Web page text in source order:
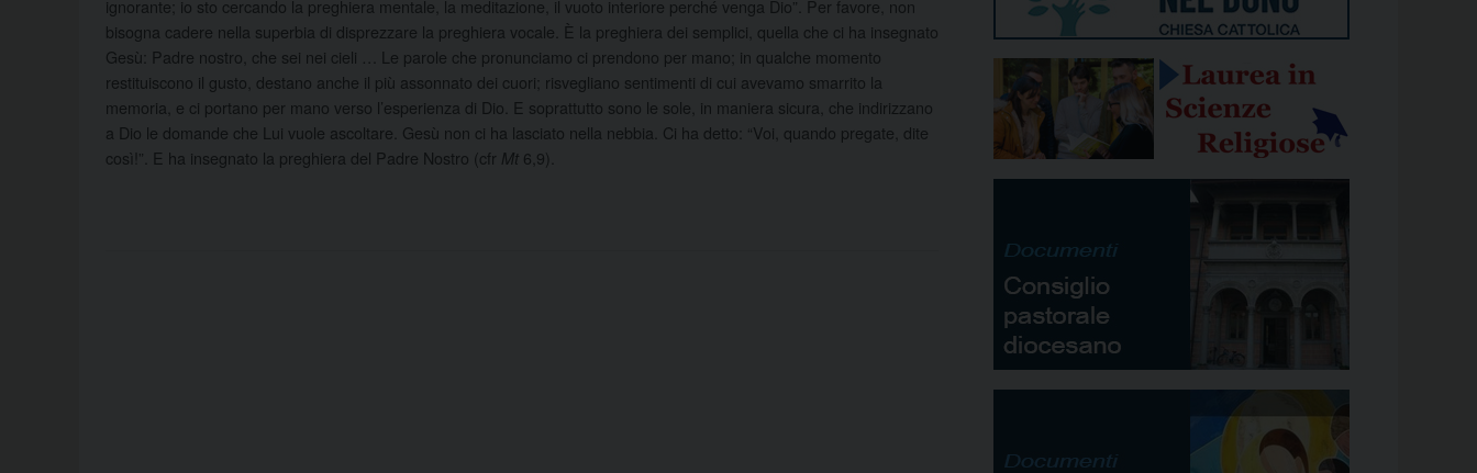
ignorante; io sto cercando la preghiera mentale, la meditazione, il vuoto interiore perché venga Dio”. Per favore, non
bisogna cadere nella superbia di disprezzare la preghiera vocale. È la preghiera dei semplici, quella che ci ha insegnato
Gesù: Padre nostro, che sei nei cieli … Le parole che pronunciamo ci prendono per mano; in qualche momento
restituiscono il gusto, destano anche il più assonnato dei cuori; risvegliano sentimenti di cui avevamo smarrito la
memoria, e ci portano per mano verso l’esperienza di Dio. E soprattutto sono le sole, in maniera sicura, che indirizzano
a Dio le domande che Lui vuole ascoltare. Gesù non ci ha lasciato nella nebbia. Ci ha detto: “Voi, quando pregate, dite
così!”. E ha insegnato la preghiera del Padre Nostro (cfr Mt 6,9).